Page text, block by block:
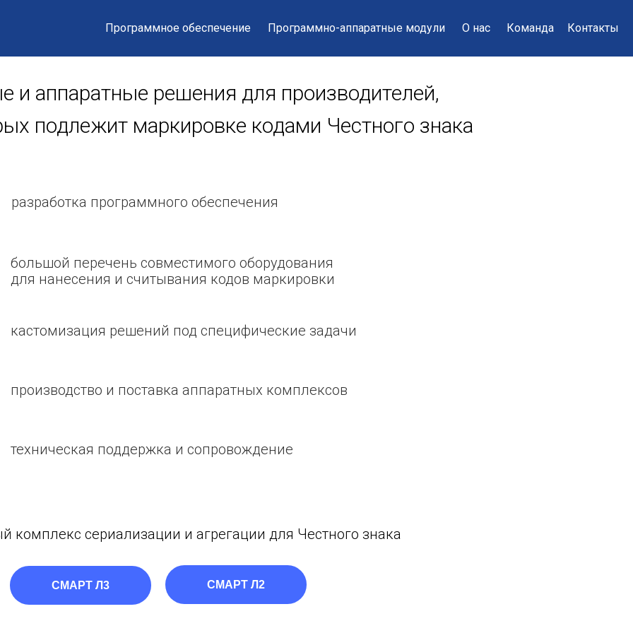
Программное обеспечение Программно-аппаратные модули Контакты
О нас Команда
и аппаратные решения для производителей,
подлежит маркировке кодами Честного знака
кастомизация решений под специфические задачи
производство и поставка аппаратных комплексов
техническая поддержка и сопровождение
большой перечень совместимого оборудования
для нанесения и считывания кодов маркировки
комплекс сериализации и агрегации для Честного знака
СМАРТ Л3
разработка программного обеспечения
СМАРТ Л2